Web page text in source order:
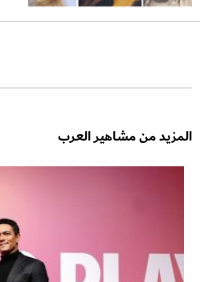
المزيد من مشاهير العرب